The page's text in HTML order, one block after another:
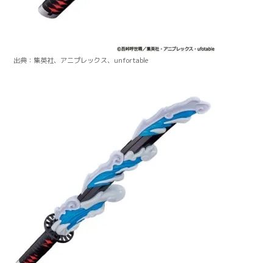
出典：集英社、アニプレックス、unfortable